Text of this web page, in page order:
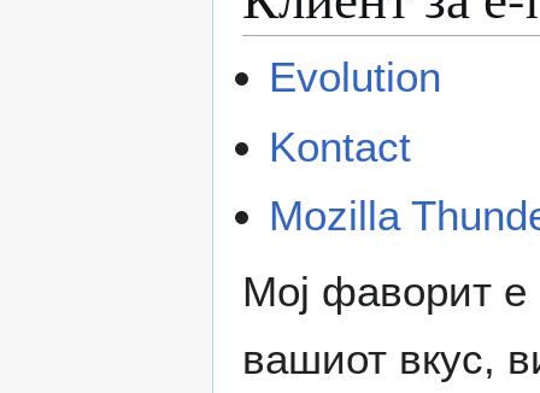
Evolution
Kontact
Mozilla
Моj фаворит е
вашиот вкус,